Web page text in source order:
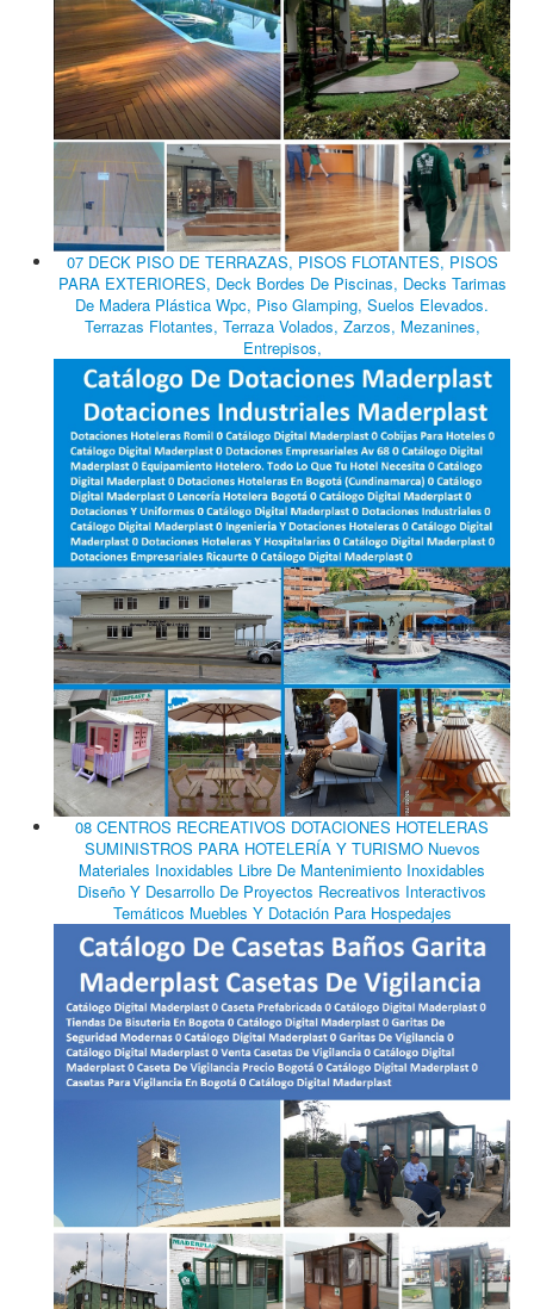
07 DECK PISO DE TERRAZAS, PISOS FLOTANTES, PISOS
PARA EXTERIORES, Deck Bordes De Piscinas, Decks Tarimas
De Madera Plástica Wpc, Piso Glamping, Suelos Elevados.
Terrazas Flotantes, Terraza Volados, Zarzos, Mezanines,
Entrepisos,
08 CENTROS RECREATIVOS DOTACIONES HOTELERAS
SUMINISTROS PARA HOTELERÍA Y TURISMO Nuevos
Materiales Inoxidables Libre De Mantenimiento Inoxidables
Diseño Y Desarrollo De Proyectos Recreativos Interactivos
Temáticos Muebles Y Dotación Para Hospedajes